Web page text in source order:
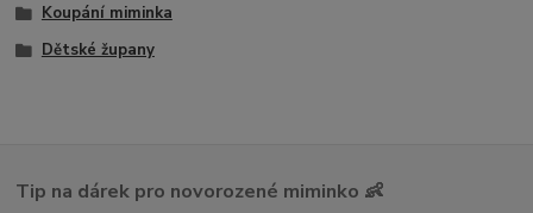
Koupání miminka
Dětské župany
Tip na dárek pro novorozené miminko 👶